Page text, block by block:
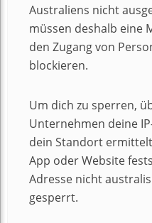
Australiens nicht
müssen deshalb eine
den Zugang von
blockieren.
Um dich zu sperren,
Unternehmen deine
dein Standort
App oder Website
Adresse nicht
gesperrt.